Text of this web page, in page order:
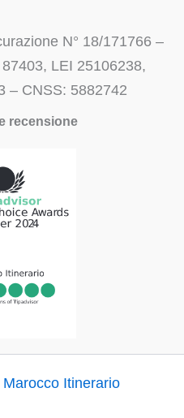
N° 18/171766 –
LEI 25106238,
– CNSS: 5882742
recensione
Marocco Itinerario